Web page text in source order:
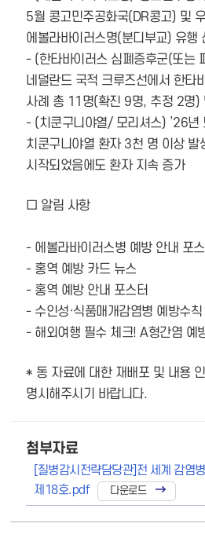
5월 콩고민주공화국(DR콩고) 및
에볼라바이러스명(분디부교) 유행
- (한타바이러스 심폐증후군(또는
네덜란드 국적 크루즈선에서 한타
사례 총 11명(확진 9명, 추정 2명)
- (치쿤구니야열/ 모리셔스) ’26년
치쿤구니야열 환자 3천 명 이상 발
시작되었음에도 환자 지속 증가
□ 알림 사항
- 에볼라바이러스병 예방 안내 포
- 홍역 예방 카드 뉴스
- 홍역 예방 안내 포스터
- 수인성·식품매개감염병 예방수칙
- 해외여행 필수 체크! A형간염 예
* 동 자료에 대한 재배포 및 내용
명시해주시기 바랍니다.
첨부자료
[질병감시전략담당관]전 세계 감염
제18호.pdf